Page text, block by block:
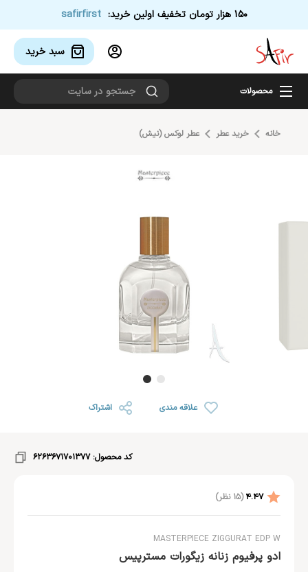
150 هزار تومان تخفیف اولین خرید: safirfirst
سبد خرید
محصولات
خانه خرید عطر عطر لوکس (نیش)
علاقه مندی اشتراک
کد محصول:6263671701377
4.47
(
15 نظر)
MASTERPIECE ZIGGURAT EDP W
ادو پرفیوم زنانه زیگورات مسترپیس